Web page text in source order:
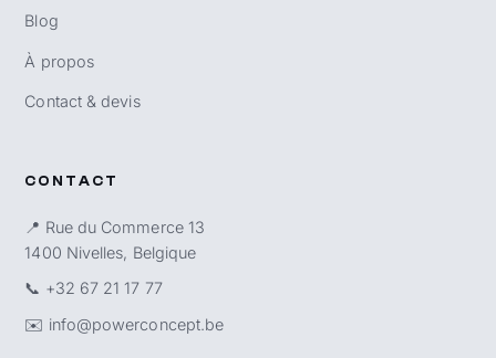
Blog
À propos
Contact & devis
CONTACT
📍 Rue du Commerce 13
1400 Nivelles, Belgique
📞 +32 67 21 17 77
✉️ info@powerconcept.be